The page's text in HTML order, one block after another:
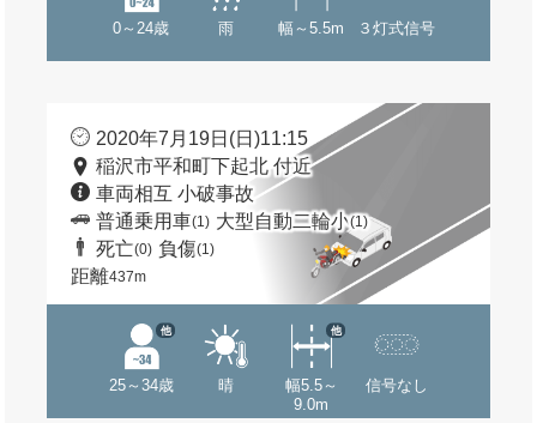
0～24歳 雨 幅～5.5m ３灯式信号
2020年7月19日(日)11:15
稲沢市平和町下起北 付近
車両相互 小破事故
普通乗用車(1) 大型自動二輪小(1)
死亡(0) 負傷(1)
距離437m
25～34歳
他
晴
幅5.5～
9.0m
他
信号なし